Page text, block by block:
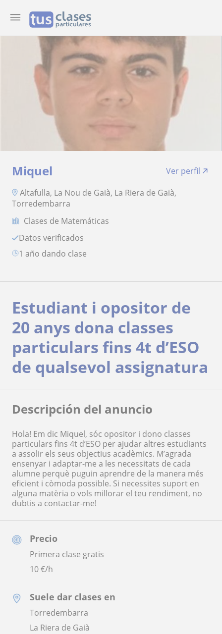
Miquel
Ver perfil
Altafulla, La Nou de Gaià, La Riera de Gaià,
Torredembarra
Clases de Matemáticas
Datos verificados
1 año dando clase
Precio
Primera clase gratis
10€/h
Suele dar clases en
Torredembarra
La Riera de Gaià
Estudiant i opositor de
20 anys dona classes
particulars fins 4t d’ESO
de qualsevol assignatura
Descripción del anuncio
Hola! Em dic Miquel, sóc opositor i dono classes
particulars fins 4t d’ESO per ajudar altres estudiants
a assolir els seus objectius acadèmics. M’agrada
ensenyar i adaptar-me a les necessitats de cada
alumne perquè puguin aprendre de la manera més
eficient i còmoda possible. Si necessites suport en
alguna matèria o vols millorar el teu rendiment, no
dubtis a contactar-me!